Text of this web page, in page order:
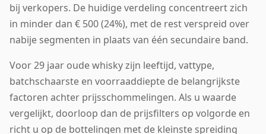
bij verkopers. De huidige verdeling concentreert zich
in minder dan € 500 (24%), met de rest verspreid over
nabije segmenten in plaats van één secundaire band.
Voor 29 jaar oude whisky zijn leeftijd, vattype,
batchschaarste en voorraaddiepte de belangrijkste
factoren achter prijsschommelingen. Als u waarde
vergelijkt, doorloop dan de prijsfilters op volgorde en
richt u op de bottelingen met de kleinste spreiding